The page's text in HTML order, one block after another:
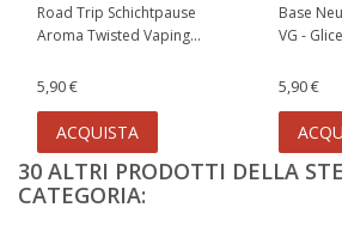
Road Trip Schichtpause
Aroma Twisted Vaping...
5,90 €
ACQUISTA
Base
VG -
5,90 €
30 ALTRI PRODOTTI DELLA
CATEGORIA: